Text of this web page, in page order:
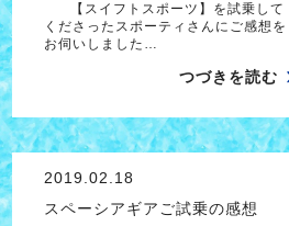
【スイフトスポーツ】を試乗して
くださったスポーティさんにご感想を
お伺いしました…
つづきを読む
2019.02.18
スペーシアギアご試乗の感想